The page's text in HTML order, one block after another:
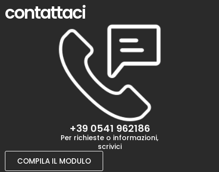
contattaci
+39 0541 962186
Per richieste o informazioni,
scrivici
COMPILA IL MODULO